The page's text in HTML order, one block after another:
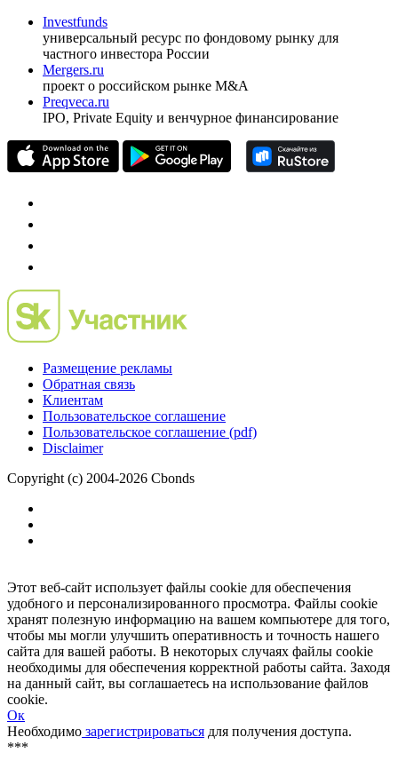
Investfunds
универсальный ресурс по фондовому рынку для
частного инвестора России
Mergers.ru
проект о российском рынке M&A
Preqveca.ru
IPO, Private Equity и венчурное финансирование
Размещение рекламы
Обратная связь
Клиентам
Пользовательское соглашение
Пользовательское соглашение (pdf)
Disclaimer
Copyright (c) 2004-2026 Cbonds
Этот веб-сайт использует файлы cookie для обеспечения
удобного и персонализированного просмотра. Файлы cookie
хранят полезную информацию на вашем компьютере для того,
чтобы мы могли улучшить оперативность и точность нашего
сайта для вашей работы. В некоторых случаях файлы cookie
необходимы для обеспечения корректной работы сайта. Заходя
на данный сайт, вы соглашаетесь на использование файлов
cookie.
Ок
Необходимо зарегистрироваться для получения доступа.
***